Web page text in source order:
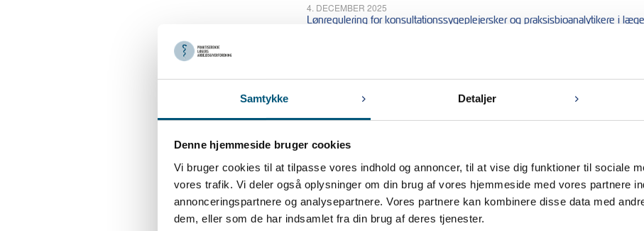
Samtykke Detaljer
Denne hjemmeside bruger cookies
Vi bruger cookies til at tilpasse vores indhold og annoncer, til at vise dig funktioner til sociale
vores trafik. Vi deler også oplysninger om din brug af vores hjemmeside med vores partnere
annonceringspartnere og analysepartnere. Vores partnere kan kombinere disse data med
dem, eller som de har indsamlet fra din brug af deres tjenester.
4. DECEMBER 2025
Lønregulering for konsultationssygeplejersker og praksisbioanalytikere i
PLA's repræsentantskabsmøde
18. NOVEMBER 2025
Oktober 2025
28. OKTOBER 2025
Overarbejdsbetaling til deltidsansatte